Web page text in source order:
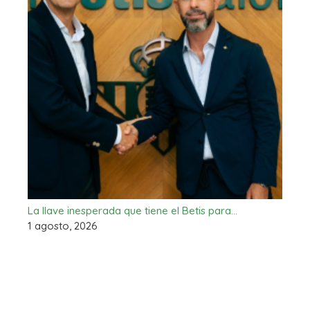
La llave inesperada que tiene el Betis para…
1 agosto, 2026